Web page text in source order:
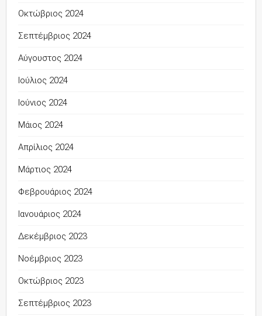
Οκτώβριος 2024
Σεπτέμβριος 2024
Αύγουστος 2024
Ιούλιος 2024
Ιούνιος 2024
Μάιος 2024
Απρίλιος 2024
Μάρτιος 2024
Φεβρουάριος 2024
Ιανουάριος 2024
Δεκέμβριος 2023
Νοέμβριος 2023
Οκτώβριος 2023
Σεπτέμβριος 2023